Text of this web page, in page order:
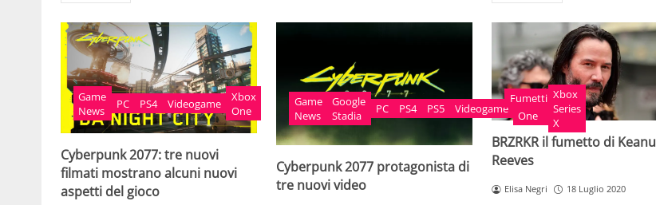
Game
News
PC PS4 Videogame
Xbox
One
Cyberpunk 2077: tre nuovi
filmati mostrano alcuni nuovi
aspetti del gioco
Game
News
Google
Stadia
PC PS4 PS5 Videogame
Xbox
One
Xbox
Series
X
Cyberpunk 2077 protagonista di
tre nuovi video
Fumetti
BRZRKR il fumetto di Keanu
Reeves
Elisa Negri 18 Luglio 2020